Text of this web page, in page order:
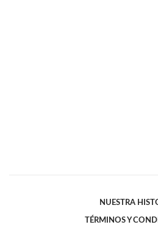
NUESTRA
TÉRMINOS Y